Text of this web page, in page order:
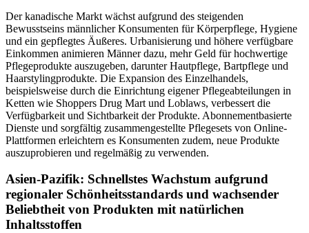
Der kanadische Markt wächst aufgrund des steigenden
Bewusstseins männlicher Konsumenten für Körperpflege, Hygiene
und ein gepflegtes Äußeres. Urbanisierung und höhere verfügbare
Einkommen animieren Männer dazu, mehr Geld für hochwertige
Pflegeprodukte auszugeben, darunter Hautpflege, Bartpflege und
Haarstylingprodukte. Die Expansion des Einzelhandels,
beispielsweise durch die Einrichtung eigener Pflegeabteilungen in
Ketten wie Shoppers Drug Mart und Loblaws, verbessert die
Verfügbarkeit und Sichtbarkeit der Produkte. Abonnementbasierte
Dienste und sorgfältig zusammengestellte Pflegesets von Online-
Plattformen erleichtern es Konsumenten zudem, neue Produkte
auszuprobieren und regelmäßig zu verwenden.
Asien-Pazifik: Schnellstes Wachstum aufgrund
regionaler Schönheitsstandards und wachsender
Beliebtheit von Produkten mit natürlichen
Inhaltsstoffen